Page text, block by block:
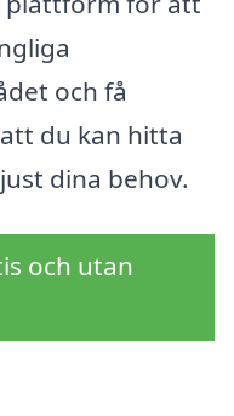
och få
du kan hitta
dina behov.
och utan